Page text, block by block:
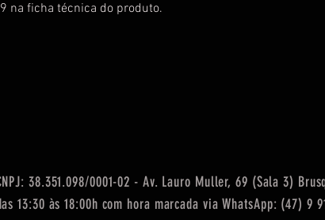
na ficha técnica do produto.
38.351.098/0001-02 - Av. Lauro Muller, 69 (Sala 3)
13:30 às 18:00h com hora marcada via WhatsApp: (47) 9